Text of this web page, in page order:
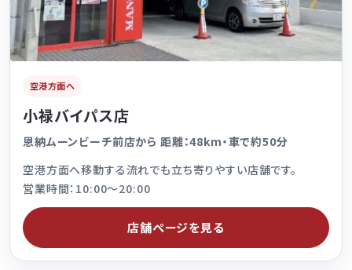
空港方面へ
小禄バイパス店
恩納ムーンビーチ前店から 距離：48km・車で約50分
空港方面へ移動する流れでも立ち寄りやすい店舗です。
営業時間：10:00～20:00
店舗ページを見る